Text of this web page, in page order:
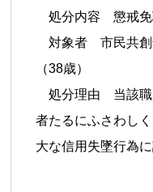
処分内容 懲戒免
対象者 市民共創
（38歳）
処分理由 当該職
者たるにふさわし
大な信用失墜行為